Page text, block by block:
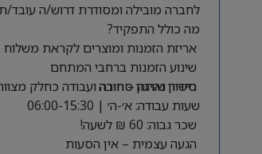
לחברה מובילה ומסודרת דרוש/ה
מה כולל התפקיד?
אריזת הזמנות ומוצרים לקראת משלוח
שינוע הזמנות ברחבי המתחם
סידור וארגון סחורה ועבודה כחלק
רישיון נהיגה – חובה
שעות עבודה: א׳-ה׳ | 06:00-15:30
שכר גבוה: 60 ₪ לשעה!
הגעה עצמית – אין הסעות